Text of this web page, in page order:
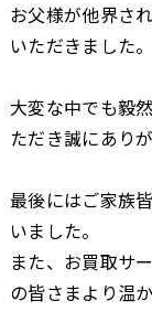
お父様が他界さ
いただきました。
大変な中でも毅
ただき誠にあり
最後にはご家族
いました。
また、お買取サ
の皆さまより温